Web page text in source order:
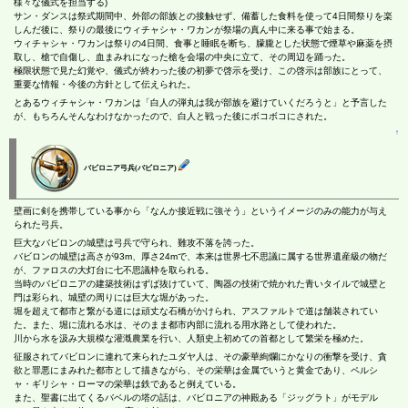
様々な儀式を担当する)
サン・ダンスは祭式期間中、外部の部族との接触せず、備蓄した食料を使って4日間祭りを楽
しんだ後に、祭りの最後にウィチャシャ・ワカンが祭場の真ん中に来る事で始まる。
ウィチャシャ・ワカンは祭りの4日間、食事と睡眠を断ち、朦朧とした状態で煙草や麻薬を摂
取し、槍で自傷し、血まみれになった槍を会場の中央に立て、その周辺を踊った。
極限状態で見た幻覚や、儀式が終わった後の初夢で啓示を受け、この啓示は部族にとって、
重要な情報・今後の方針として伝えられた。
とあるウィチャシャ・ワカンは「白人の弾丸は我が部族を避けていくだろうと」と予言した
が、もちろんそんなわけなかったので、白人と戦った後にボコボコにされた。
↑
バビロニア弓兵(バビロニア)
壁画に剣を携帯している事から「なんか接近戦に強そう」というイメージのみの能力が与え
られた弓兵。
巨大なバビロンの城壁は弓兵で守られ、難攻不落を誇った。
バビロンの城壁は高さが93m、厚さ24mで、本来は世界七不思議に属する世界遺産級の物だ
が、ファロスの大灯台に七不思議枠を取られる。
当時のバビロニアの建築技術はずば抜けていて、陶器の技術で焼かれた青いタイルで城壁と
門は彩られ、城壁の周りには巨大な堀があった。
堀を超えて都市と繋がる道には頑丈な石橋がかけられ、アスファルトで道は舗装されてい
た。また、堀に流れる水は、そのまま都市内部に流れる用水路として使われた。
川から水を汲み大規模な灌漑農業を行い、人類史上初めての首都として繁栄を極めた。
征服されてバビロンに連れて来られたユダヤ人は、その豪華絢爛にかなりの衝撃を受け、貪
欲と罪悪にまみれた都市として描きながら、その栄華は金属でいうと黄金であり、ペルシ
ャ・ギリシャ・ローマの栄華は鉄であると例えている。
また、聖書に出てくるバベルの塔の話は、バビロニアの神殿ある「ジッグラト」がモデル